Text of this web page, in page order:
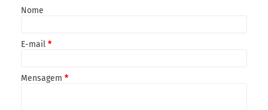
Nome
E-mail *
Mensagem *